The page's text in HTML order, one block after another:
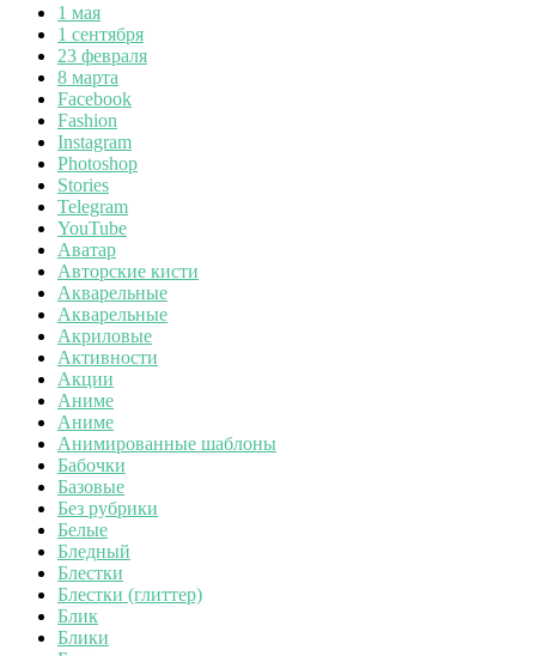
1 мая
1 сентября
23 февраля
8 марта
Facebook
Fashion
Instagram
Photoshop
Stories
Telegram
YouTube
Аватар
Авторские кисти
Акварельные
Акварельные
Акриловые
Активности
Акции
Аниме
Аниме
Анимированные шаблоны
Бабочки
Базовые
Без рубрики
Белые
Бледный
Блестки
Блестки (глиттер)
Блик
Блики